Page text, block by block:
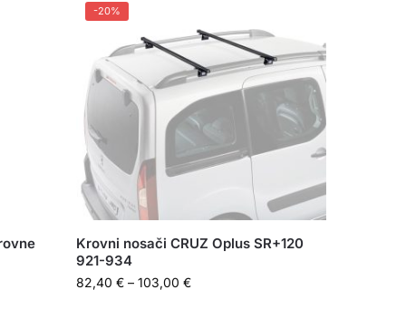
-20%
Krovni nosači CRUZ Oplus SR+120
921-934
82,40€ – 103,00€